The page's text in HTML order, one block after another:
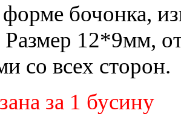
бочонка,
Размер 12*9мм,
со всех сторон.
за 1 бусину